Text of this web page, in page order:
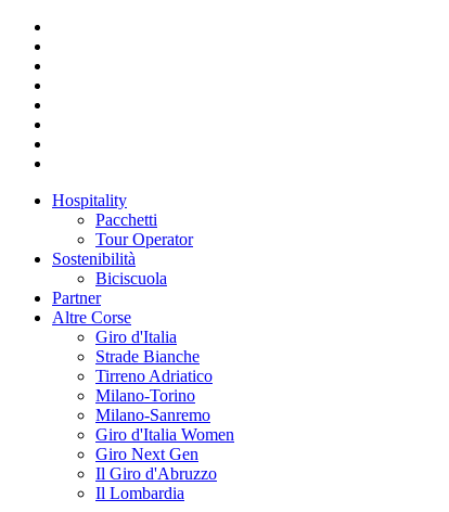
Hospitality
Pacchetti
Tour Operator
Sostenibilità
Biciscuola
Partner
Altre Corse
Giro d'Italia
Strade Bianche
Tirreno Adriatico
Milano-Torino
Milano-Sanremo
Giro d'Italia Women
Giro Next Gen
Il Giro d'Abruzzo
Il Lombardia